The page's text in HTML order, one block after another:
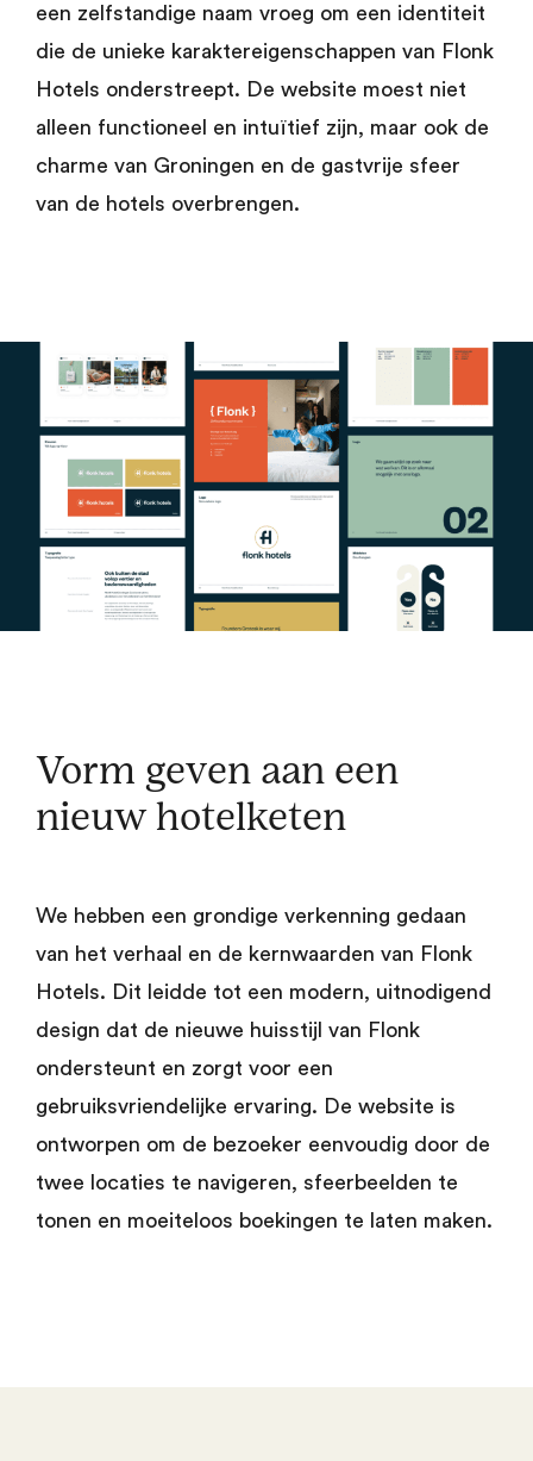
een zelfstandige naam vroeg om een identiteit
die de unieke karaktereigenschappen van Flonk
Hotels onderstreept. De website moest niet
alleen functioneel en intuïtief zijn, maar ook de
charme van Groningen en de gastvrije sfeer
van de hotels overbrengen.
Vorm geven aan een
nieuw hotelketen
We hebben een grondige verkenning gedaan
van het verhaal en de kernwaarden van Flonk
Hotels. Dit leidde tot een modern, uitnodigend
design dat de nieuwe huisstijl van Flonk
ondersteunt en zorgt voor een
gebruiksvriendelijke ervaring. De website is
ontworpen om de bezoeker eenvoudig door de
twee locaties te navigeren, sfeerbeelden te
tonen en moeiteloos boekingen te laten maken.